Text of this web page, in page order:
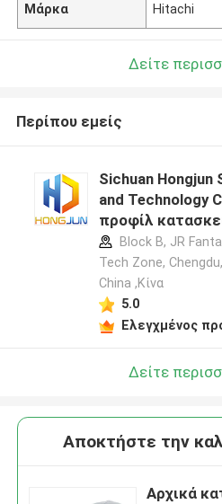
Μάρκα Hitachi
Δείτε
Περίπου εμείς
Sichuan Hongjun
and Technology
προφίλ
Block B, JR
Tech Zone,
China ,Κίνα
5.0
Ελεγχμένος
Δείτε
Αποκτήστε την
Αρχικά